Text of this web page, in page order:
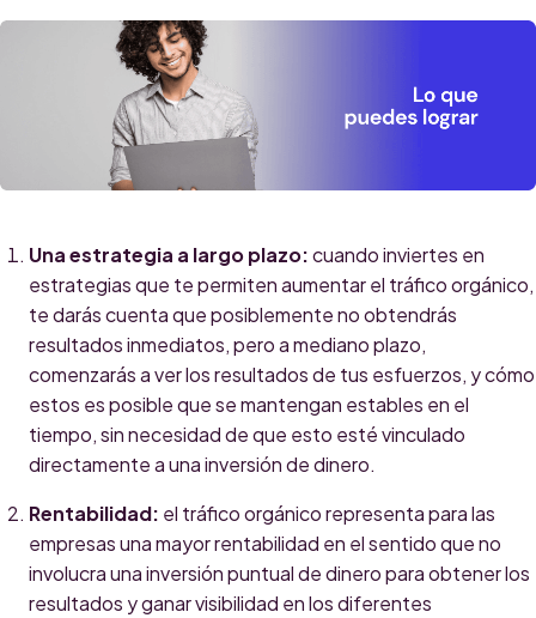
Una estrategia a largo plazo:cuando inviertes en
estrategias que te permiten aumentar el tráfico orgánico,
te darás cuenta que posiblemente no obtendrás
resultados inmediatos, pero a mediano plazo,
comenzarás a ver los resultados de tus esfuerzos, y cómo
estos es posible que se mantengan estables en el
tiempo, sin necesidad de que esto esté vinculado
directamente a una inversión de dinero.
Rentabilidad: el tráfico orgánico representa para las
empresas una mayor rentabilidad en el sentido que no
involucra una inversión puntual de dinero para obtener los
resultados y ganar visibilidad en los diferentes